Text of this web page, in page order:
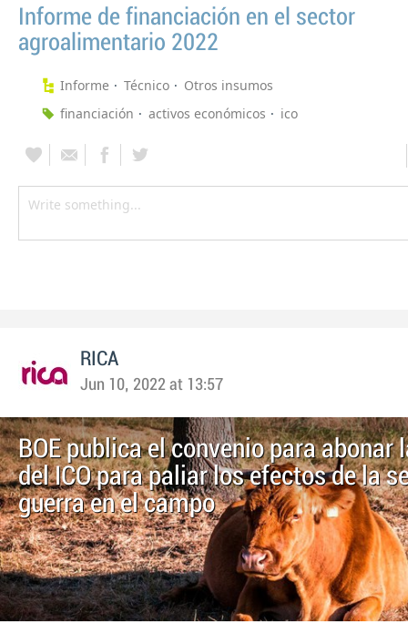
Informe de financiación en el sector
agroalimentario 2022
Informe Técnico
Otros insumos
financiación
activos económicos ico
RICA
Jun 10, 2022 at 13:57
BOE publica el convenio para abonar
del ICO para paliar los efectos de la
guerra en el campo